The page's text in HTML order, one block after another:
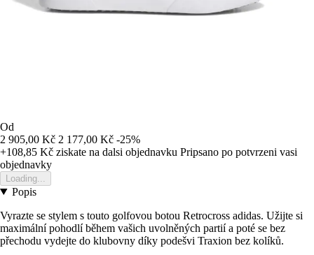
Od
2 905,00 Kč 2 177,00 Kč -25%
+108,85 Kč ziskate na dalsi objednavku Pripsano po potvrzeni vasi
objednavky
Loading...
Popis
Vyrazte se stylem s touto golfovou botou Retrocross adidas. Užijte si
maximální pohodlí během vašich uvolněných partií a poté se bez
přechodu vydejte do klubovny díky podešvi Traxion bez kolíků.